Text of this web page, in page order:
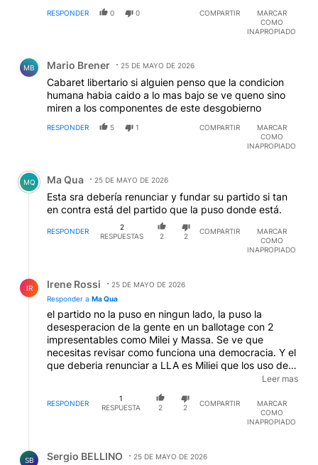
RESPONDER 0 0 COMPARTIR
MARCAR
COMO
INAPROPIADO
MB Mario Brener 25 DE MAYO DE 2026
Cabaret libertario si alguien penso que la condicion
humana habia caido a lo mas bajo se ve queno sino
miren a los componentes de este desgobierno
RESPONDER 5 1 COMPARTIR
MARCAR
COMO
INAPROPIADO
Comentario de Ma Qua.
MQ Ma Qua 25 DE MAYO DE 2026
Esta sra debería renunciar y fundar su partido si tan
en contra está del partido que la puso donde está.
RESPONDER
2
RESPUESTAS
2 2
COMPARTIR
MARCAR
COMO
INAPROPIADO
IR Irene Rossi
25 DE MAYO DE 2026
Responder a Ma Qua
el partido no la puso en ningun lado, la puso la
desesperacion de la gente en un ballotage con 2
impresentables como Milei y Massa. Se ve que
necesitas revisar como funciona una democracia. Y el
que deberia renunciar a LLA es Miliei que los uso de
plataforma para llegar a presidente y despues se fue
deshaciendo de los verdaderos fundadores de LLA
uno a uno.
Leer mas
RESPONDER
1
RESPUESTA
2 2
COMPARTIR
MARCAR
COMO
INAPROPIADO
SB Sergio BELLINO
25 DE MAYO DE 2026